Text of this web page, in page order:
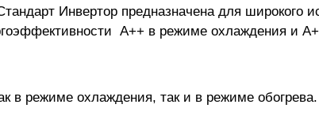
Инвертор предназначена для широкого
A++ в режиме охлаждения и
в режиме охлаждения, так и в режиме обогрева.